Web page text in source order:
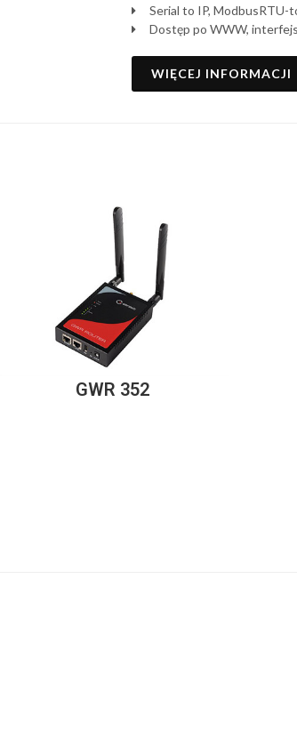
Serial to IP, ModbusRTU-
Dostęp po WWW,
WIĘCEJ INFORMACJI
GWR 352